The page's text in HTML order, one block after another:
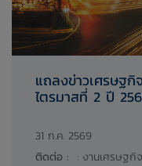
แถลงข่าวเศรษฐกิ
ไตรมาสที่ 2 ปี
31 ก.ค. 2569
ติดต่อ : : งานเศรษฐกิ